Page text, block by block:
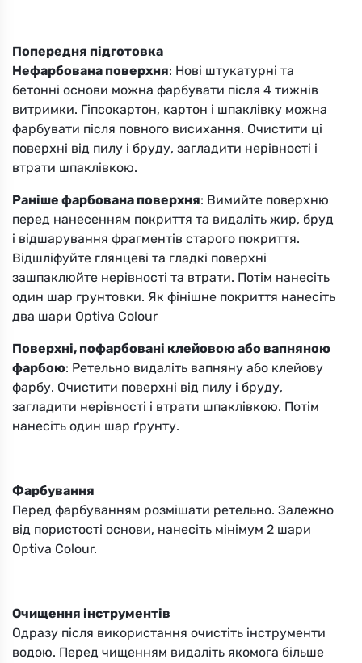
Попередня підготовка
Нефарбована поверхня: Нові штукатурні та
бетонні основи можна фарбувати після 4 тижнів
витримки. Гіпсокартон, картон і шпаклівку можна
фарбувати після повного висихання. Очистити ці
поверхні від пилу і бруду, загладити нерівності і
втрати шпаклівкою.
Раніше фарбована поверхня: Вимийте поверхню
перед нанесенням покриття та видаліть жир, бруд
і відшарування фрагментів старого покриття.
Відшліфуйте глянцеві та гладкі поверхні
зашпаклюйте нерівності та втрати. Потім нанесіть
один шар грунтовки. Як фінішне покриття нанесіть
два шари Optiva Colour
Поверхні, пофарбовані клейовою або вапняною
фарбою: Ретельно видаліть вапняну або клейову
фарбу. Очистити поверхні від пилу і бруду,
загладити нерівності і втрати шпаклівкою. Потім
нанесіть один шар ґрунту.
Фарбування
Перед фарбуванням розмішати ретельно. Залежно
від пористості основи, нанесіть мінімум 2 шари
Optiva Colour.
Очищення інструментів
Одразу після використання очистіть інструменти
водою. Перед чищенням видаліть якомога більше